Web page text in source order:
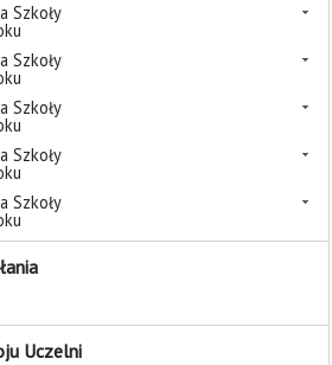
Szkoły
Szkoły
Szkoły
Szkoły
Szkoły
Uczelni